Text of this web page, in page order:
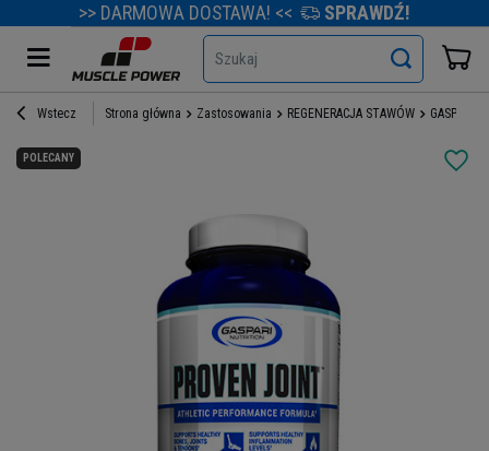
>> DARMOWA DOSTAWA! << SPRAWDŹ!
Szukaj
Wstecz Strona główna Zastosowania REGENERACJA STAWÓW GASPARI
POLECANY